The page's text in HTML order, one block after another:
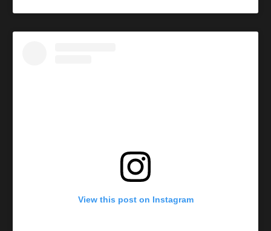
View this post on Instagram